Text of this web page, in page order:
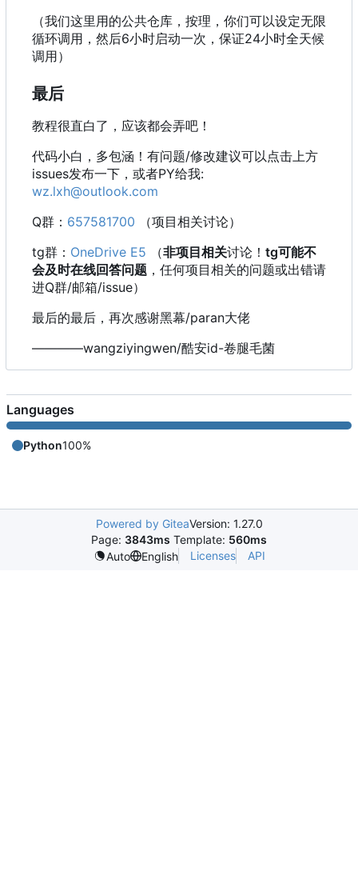
（我们这里用的公共仓库，按理，你们可以设定无限
循环调用，然后6小时启动一次，保证24小时全天候
调用）
最后
教程很直白了，应该都会弄吧！
代码小白，多包涵！有问题/修改建议可以点击上方
issues发布一下，或者PY给我:
wz.lxh@outlook.com
Q群： 657581700 （项目相关讨论）
tg群： OneDrive E5 （非项目相关讨论！ tg可能不
会及时在线回答问题 ，任何项目相关的问题或出错请
进Q群/邮箱/issue）
最后的最后，再次感谢黑幕/paran大佬
————wangziyingwen/酷安id-卷腿毛菌
Languages
Python100%
Powered by GiteaVersion: 1.27.0
Page: 3843ms Template: 560ms
Auto
English Licenses API